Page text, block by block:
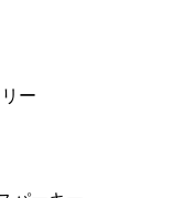
ー